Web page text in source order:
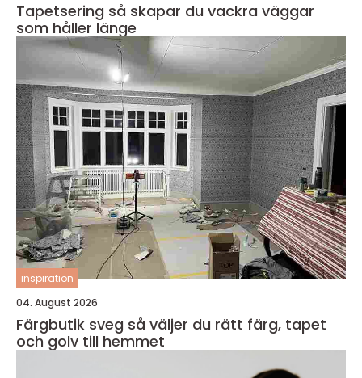
Tapetsering så skapar du vackra väggar
som håller länge
inspiration
04. August 2026
Färgbutik sveg så väljer du rätt färg, tapet
och golv till hemmet